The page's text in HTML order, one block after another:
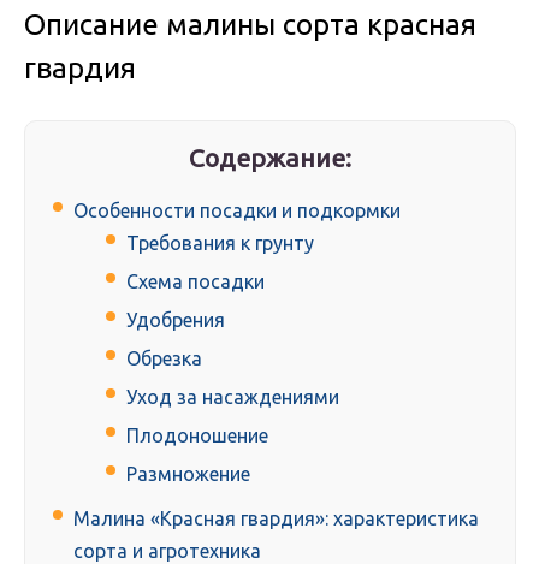
Описание малины сорта красная
гвардия
Содержание:
Особенности посадки и подкормки
Требования к грунту
Схема посадки
Удобрения
Обрезка
Уход за насаждениями
Плодоношение
Размножение
Малина «Красная гвардия»: характеристика
сорта и агротехника